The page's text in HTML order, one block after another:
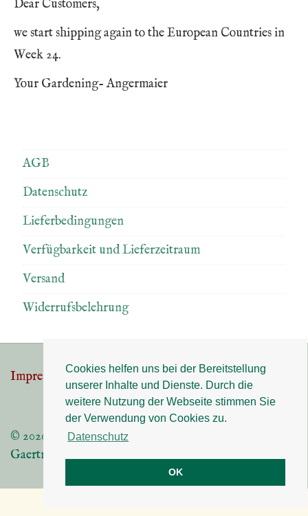
Cookies helfen uns bei der Bereitstellung
unserer Inhalte und Dienste. Durch die
weitere Nutzung der Webseite stimmen Sie
der Verwendung von Cookies zu.
Datenschutz
OK
Dear Customers,
we start shipping again to the European Countries in
Week 24.
Your Gardening- Angermaier
AGB
Datenschutz
Lieferbedingungen
Verfügbarkeit und Lieferzeitraum
Versand
Widerrufsbelehrung
Footer-
Impressum Datenschutz
© 2026
Gaertnerei Angermaier 83075 Bad Feilnbach